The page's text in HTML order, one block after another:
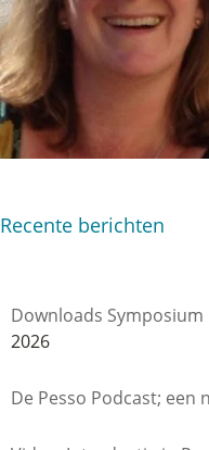
Recente berichten
Downloads
2026
De Pesso Podcast; een